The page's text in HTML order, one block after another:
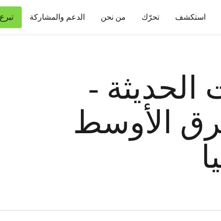
استكشف تحرّك من نحن الدعم والمشاركة تبرع
الحديثة -
الأوسط